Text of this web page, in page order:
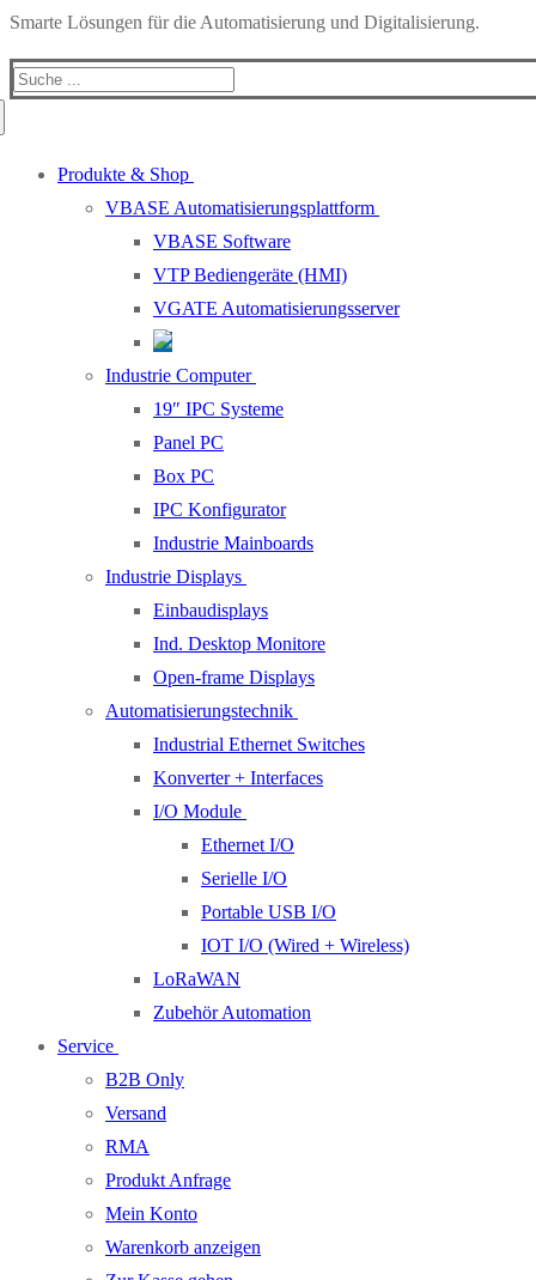
Smarte Lösungen für die Automatisierung und Digitalisierung.
Search
Produkte & Shop
VBASE Automatisierungsplattform
VBASE Software
VTP Bediengeräte (HMI)
VGATE Automatisierungsserver
Industrie Computer
19″ IPC Systeme
Panel PC
Box PC
IPC Konfigurator
Industrie Mainboards
Industrie Displays
Einbaudisplays
Ind. Desktop Monitore
Open-frame Displays
Automatisierungstechnik
Industrial Ethernet Switches
Konverter + Interfaces
I/O Module
Ethernet I/O
Serielle I/O
Portable USB I/O
IOT I/O (Wired + Wireless)
LoRaWAN
Zubehör Automation
Service
B2B Only
Versand
RMA
Produkt Anfrage
Mein Konto
Warenkorb anzeigen